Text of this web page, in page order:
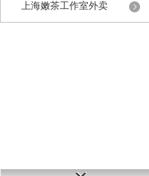
上海嫩茶工作室外卖